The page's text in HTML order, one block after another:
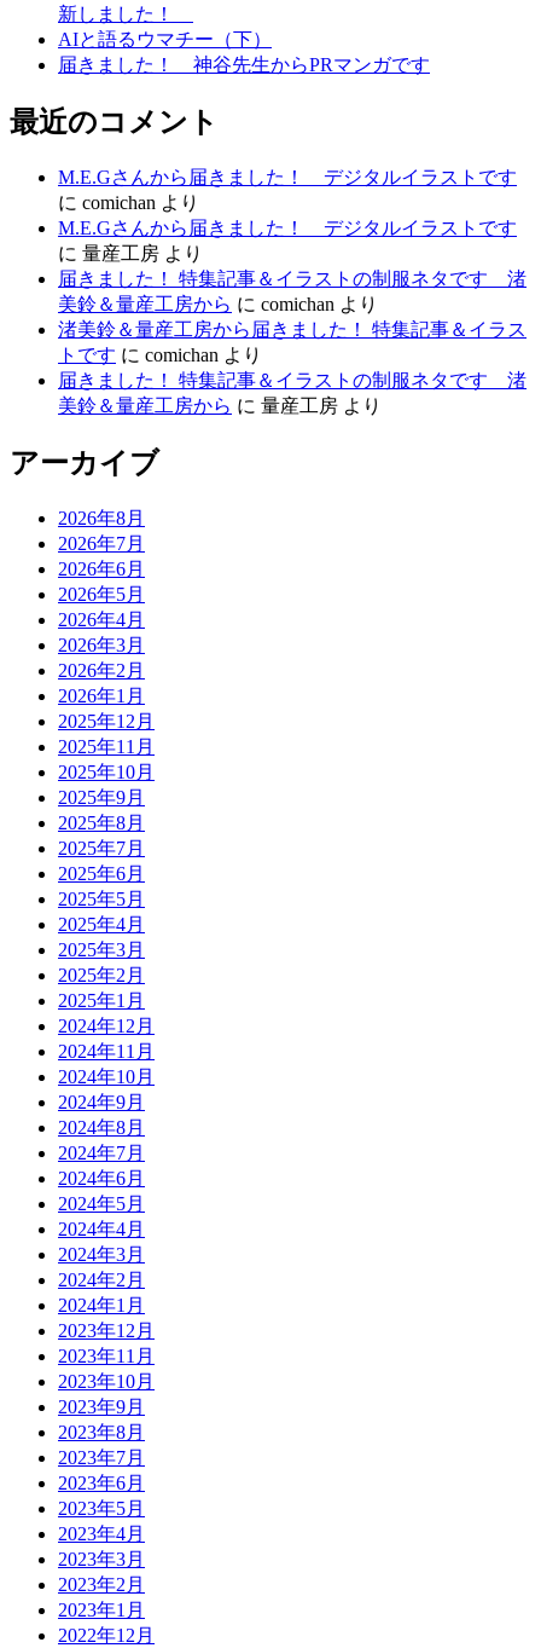
新しました！
AIと語るウマチー（下）
届きました！ 神谷先生からPRマンガです
最近のコメント
M.E.Gさんから届きました！ デジタルイラストです
に comichan より
M.E.Gさんから届きました！ デジタルイラストです
に 量産工房 より
届きました！ 特集記事＆イラストの制服ネタです 渚
美鈴＆量産工房から に comichan より
渚美鈴＆量産工房から届きました！ 特集記事＆イラス
トです に comichan より
届きました！ 特集記事＆イラストの制服ネタです 渚
美鈴＆量産工房から に 量産工房 より
アーカイブ
2026年8月
2026年7月
2026年6月
2026年5月
2026年4月
2026年3月
2026年2月
2026年1月
2025年12月
2025年11月
2025年10月
2025年9月
2025年8月
2025年7月
2025年6月
2025年5月
2025年4月
2025年3月
2025年2月
2025年1月
2024年12月
2024年11月
2024年10月
2024年9月
2024年8月
2024年7月
2024年6月
2024年5月
2024年4月
2024年3月
2024年2月
2024年1月
2023年12月
2023年11月
2023年10月
2023年9月
2023年8月
2023年7月
2023年6月
2023年5月
2023年4月
2023年3月
2023年2月
2023年1月
2022年12月